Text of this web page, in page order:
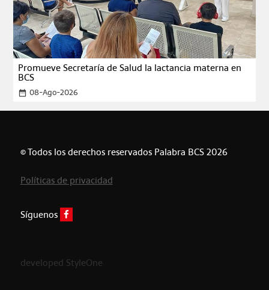
Promueve Secretaría de Salud la lactancia materna en
BCS
date_range 08-Ago-2026
© Todos los derechos reservados Palabra BCS 2026
Políticas de privacidad
Síguenos
developed StyleOne